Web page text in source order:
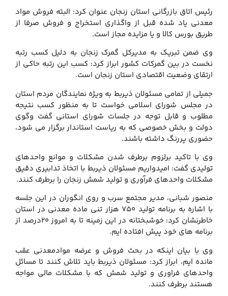
رئیس اتاق بازرگانی استان زنجان عنوان کرد: البته فروش مواد
معدنی یاد شده قبل از واگذاری استخراج و فروش صرفا از
طریق بورس کالا و یا مزایده مجاز است.
وی ضمن تبریک به مدیرکل گمرک زنجان به دلیل کسب رتبه
نخست در بین گمرکات کشور ابراز کرد: کسب این رتبه حاکی از
ارتقای وضعیت اقتصادی استان زنجان است.
جمیلی از تمامی مسئولان ذیربط به ویژه نمایندگان مردم استان
در مجلس شورای اسلامی خواست تا به منظور کسب نتیجه
مطلوب و قابل توجه در جلسات شورای استانی گفت وگوی
دولت و بخش خصوصی که به ریاست استاندار برگزار می شود،
حضوری پررنگ داشته باشند.
وی با تاکید برلزوم برطرف شدن مشکلات و موانع واحدهای
تولیدی گفت: امیدواریم مسئولان ذیربط با اتخاذ تدابیری دقیق
مشکلات واحدهای فرآوری و تولید شمش زنجان را برطرف کنند.
منصور شبانی، مدیر مجتمع سرب و روی انگوران در این جلسه
با اشاره به برنامه تولید 750 هزار تنی ماده معدنی در استان
خاطرنشان کرد: خوشبختانه در این زمینه تا به امروز 20درصد از
برنامه های خود پیش افتاده ایم.
وی با بیان اینکه در بحث فروش و عرضه موادمعدنی عقب
مانده ایم، ابراز کرد: مسئولان ذیربط باید تلاش کنند تا مسائل
واحدهای فراوری و تولید شمش که با مشکلات مالی مواجه
هستند برطرف کنند.